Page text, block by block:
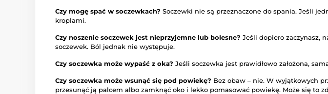
Czy mogę spać w soczewkach? Soczewki nie są przeznaczone do spania. Jeśli
kroplami.
Czy noszenie soczewek jest nieprzyjemne lub bolesne? Jeśli dopiero zaczynasz,
soczewek. Ból jednak nie występuje.
Czy soczewka może wypaść z oka? Jeśli soczewka jest prawidłowo założona,
Czy soczewka może wsunąć się pod powiekę? Bez obaw – nie. W wyjątkowych
przesunąć ją palcem albo zamknąć oko i lekko pomasować powiekę. Może się to